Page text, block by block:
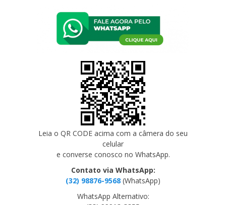
Leia o QR CODE acima com a câmera do seu
celular
e converse conosco no WhatsApp.
Contato via WhatsApp:
(32) 98876-9568 (WhatsApp)
WhatsApp Alternativo: